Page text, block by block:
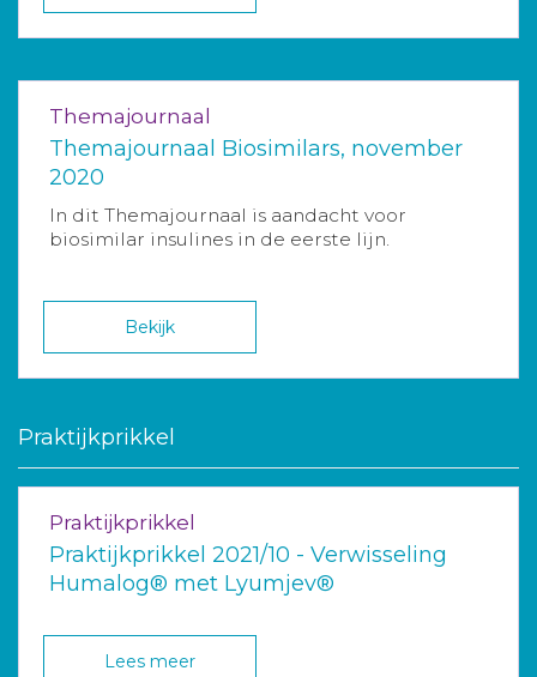
Themajournaal
Themajournaal Biosimilars, november
2020
In dit Themajournaal is aandacht voor
biosimilar insulines in de eerste lijn.
Bekijk
Praktijkprikkel
Praktijkprikkel
Praktijkprikkel 2021/10 - Verwisseling
Humalog® met Lyumjev®
Lees meer